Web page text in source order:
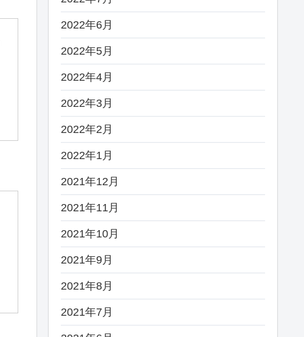
2022年6月
2022年5月
2022年4月
2022年3月
2022年2月
2022年1月
2021年12月
2021年11月
2021年10月
2021年9月
2021年8月
2021年7月